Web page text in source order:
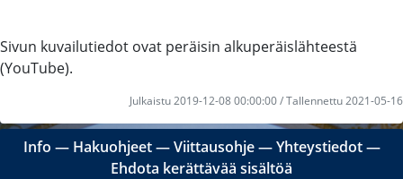
Sivun kuvailutiedot ovat peräisin alkuperäislähteestä
(YouTube).
Julkaistu 2019-12-08 00:00:00 / Tallennettu 2021-05-16
Info ― Hakuohjeet―Viittausohje―Yhteystiedot―
Ehdota kerättävää sisältöä